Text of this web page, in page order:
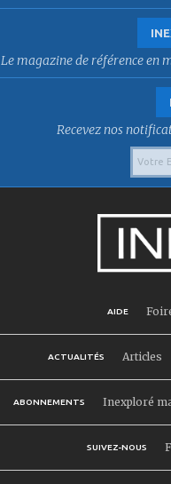
Le magazine de référence en
Recevez nos
AIDE
ACTUALITÉS Articles
ABONNEMENTS Inexploré
SUIVEZ-NOUS